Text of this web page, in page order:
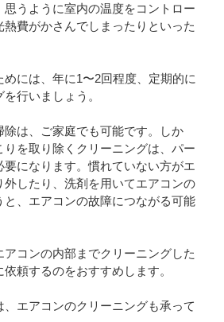
思うように室内の温度をコントロー
熱費がかさんでしまったりといった
には、年に1〜2回程度、定期的に
行いましょう。
除は、ご家庭でも可能です。しか
りを取り除くクリーニングは、パー
要になります。慣れていない方がエ
外したり、洗剤を用いてエアコンの
と、エアコンの故障につながる可能
コンの内部までクリーニングした
頼するのをおすすめします。
エアコンのクリーニングも承って